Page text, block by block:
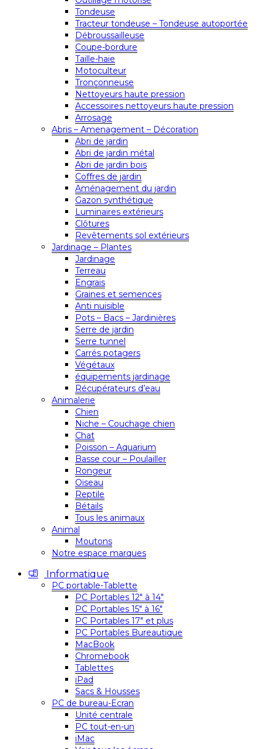
Tondeuse
Tracteur tondeuse – Tondeuse autoportée
Débroussailleuse
Coupe-bordure
Taille-haie
Motoculteur
Tronçonneuse
Nettoyeurs haute pression
Accessoires nettoyeurs haute pression
Arrosage
Abris – Amenagement – Décoration
Abri de jardin
Abri de jardin métal
Abri de jardin bois
Coffres de jardin
Aménagement du jardin
Gazon synthétique
Luminaires extérieurs
Clôtures
Revêtements sol extérieurs
Jardinage – Plantes
Jardinage
Terreau
Engrais
Graines et semences
Anti nuisible
Pots – Bacs – Jardinières
Serre de jardin
Serre tunnel
Carrés potagers
Végétaux
équipements jardinage
Récupérateurs d’eau
Animalerie
Chien
Niche – Couchage chien
Chat
Poisson – Aquarium
Basse cour – Poulailler
Rongeur
Oiseau
Reptile
Bétails
Tous les animaux
Animal
Moutons
Notre espace marques
Informatique
PC portable-Tablette
PC Portables 12″ à 14″
PC Portables 15″ à 16″
PC Portables 17″ et plus
PC Portables Bureautique
MacBook
Chromebook
Tablettes
iPad
Sacs & Housses
PC de bureau-Ecran
Unité centrale
PC tout-en-un
iMac